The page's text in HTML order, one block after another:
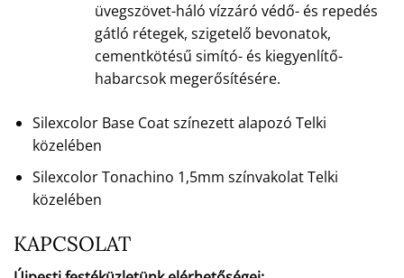
üvegszövet-háló vízzáró védő- és repedés
gátló rétegek, szigetelő bevonatok,
cementkötésű simító- és kiegyenlítő-
habarcsok megerősítésére.
Silexcolor Base Coat színezett alapozó Telki
közelében
Silexcolor Tonachino 1,5mm színvakolat Telki
közelében
KAPCSOLAT